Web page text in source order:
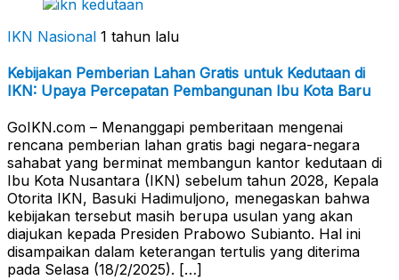
IKN Nasional 1 tahun lalu
Kebijakan Pemberian Lahan Gratis untuk Kedutaan di
IKN: Upaya Percepatan Pembangunan Ibu Kota Baru
GoIKN.com – Menanggapi pemberitaan mengenai
rencana pemberian lahan gratis bagi negara-negara
sahabat yang berminat membangun kantor kedutaan di
Ibu Kota Nusantara (IKN) sebelum tahun 2028, Kepala
Otorita IKN, Basuki Hadimuljono, menegaskan bahwa
kebijakan tersebut masih berupa usulan yang akan
diajukan kepada Presiden Prabowo Subianto. Hal ini
disampaikan dalam keterangan tertulis yang diterima
pada Selasa (18/2/2025). […]